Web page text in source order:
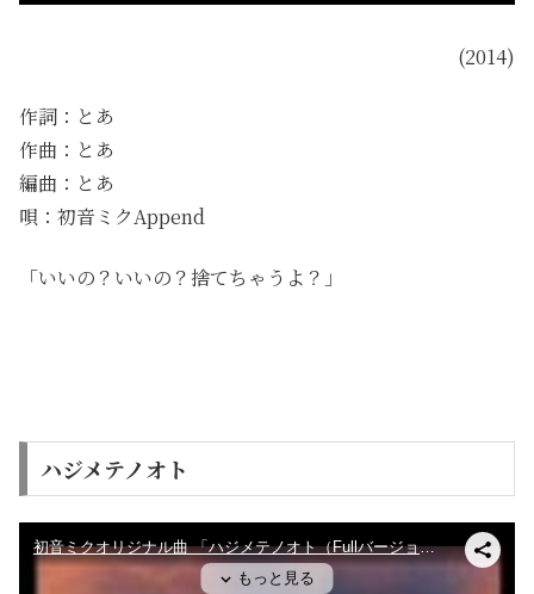
(2014)
作詞：とあ
作曲：とあ
編曲：とあ
唄：初音ミクAppend
「いいの？いいの？捨てちゃうよ？」
ハジメテノオト